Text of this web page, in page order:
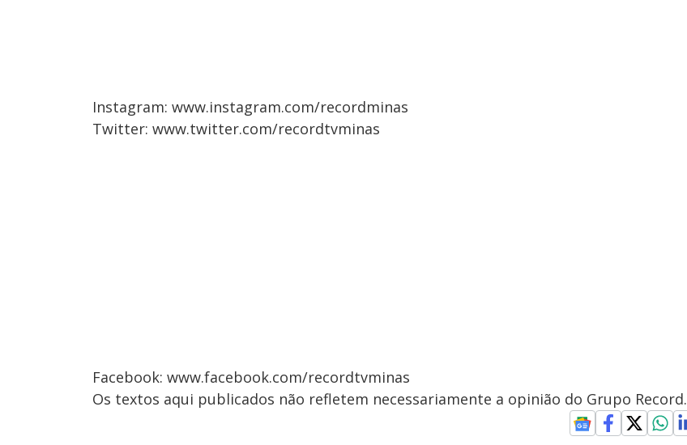
Instagram: www.instagram.com/recordminas
Twitter: www.twitter.com/recordtvminas
Facebook: www.facebook.com/recordtvminas
Os textos aqui publicados não refletem necessariamente a opinião do Grupo Record.